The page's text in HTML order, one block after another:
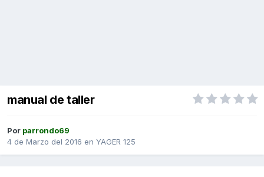
manual de taller
Por parrondo69
4 de Marzo del 2016 en YAGER 125